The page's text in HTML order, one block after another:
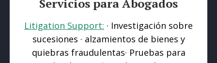
Servicios para Abogados
Litigation Support: · Investigación sobre
sucesiones · alzamientos de bienes y
quiebras fraudulentas· Pruebas para